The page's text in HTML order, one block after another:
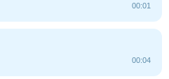
00:01
00:04